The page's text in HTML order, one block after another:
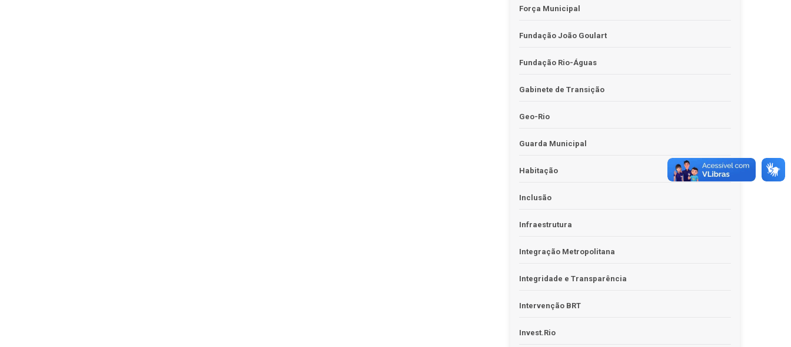
Força Municipal
Fundação João Goulart
Fundação Rio-Águas
Gabinete de Transição
Geo-Rio
Guarda Municipal
Habitação
Inclusão
Infraestrutura
Integração Metropolitana
Integridade e Transparência
Intervenção BRT
Invest.Rio